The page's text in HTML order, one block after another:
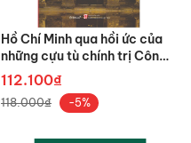
Hồ Chí Minh qua hồi ức của
những cựu tù chính trị Côn
Đảo
112.100₫
118.000₫ -5%